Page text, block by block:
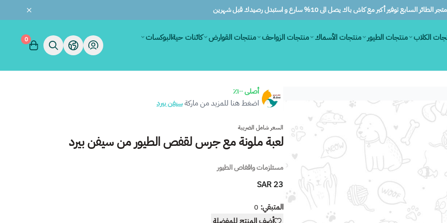
الطائر السابع توفير أكبر مع كاش باك يصل الى 10% سارع و استبدل رصيدك قبل شهرين
الكلاب منتجات الطيور منتجات الأسماك منتجات الزواحف منتجات القوارض كائنات حيةالبوكسات
0
أصلى ١٠٠٪
اضغط هنا للمزيد من ماركةسيفن بيرد
السعر شامل الضريبة
لعبة ملونة مع جرس لقفص الطيور من سيفن بيرد
مستلزمات واقفاص الطيور
23 SAR
المتبقي: 0